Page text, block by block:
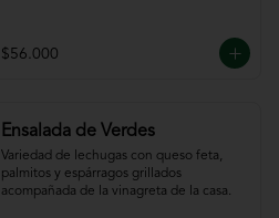
$56.000
Ensalada de Verdes
Variedad de lechugas con queso feta,
palmitos y espárragos grillados
acompañada de la vinagreta de la casa.